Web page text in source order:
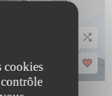
cookies